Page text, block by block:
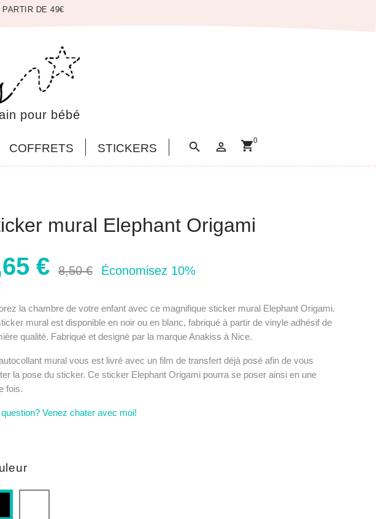
DE 49€
pour bébé
COFFRETS STICKERS   shopping_cart0
mural Elephant Origami
€ 8,50 € Économisez 10%
la chambre de votre enfant avec ce magnifique sticker mural Elephant Origami.
mural est disponible en noir ou en blanc, fabriqué à partir de vinyle adhésif de
qualité. Fabriqué et designé par la marque Anakiss à Nice.
mural vous est livré avec un film de transfert déjà posé afin de vous
la pose du sticker. Ce sticker Elephant Origami pourra se poser ainsi en une
fois.
Venez chater avec moi!